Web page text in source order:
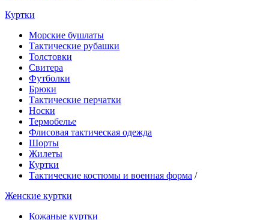
Куртки
Морские бушлаты
Тактические рубашки
Толстовки
Свитера
Футболки
Брюки
Тактические перчатки
Носки
Термобелье
Флисовая тактическая одежда
Шорты
Жилеты
Куртки
Тактические костюмы и военная форма /
Женские куртки
Кожаные куртки